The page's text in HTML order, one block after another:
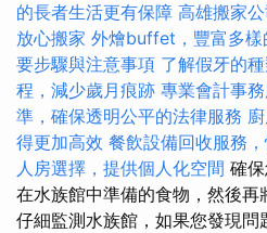
的長者生活更有保障 高雄搬家
放心搬家 外燴buffet，豐富多樣
要步驟與注意事項 了解假牙的
程，減少歲月痕跡 專業會計事
準，確保透明公平的法律服務
得更加高效 餐飲設備回收服務
人房選擇，提供個人化空間 確
在水族館中準備的食物，然後
仔細監測水族館，如果您發現問